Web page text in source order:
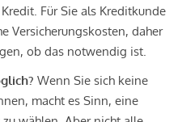
Für Sie als Kreditkunde
Versicherungskosten, daher
ob das notwendig ist.
Wenn Sie sich keine
macht es Sinn, eine